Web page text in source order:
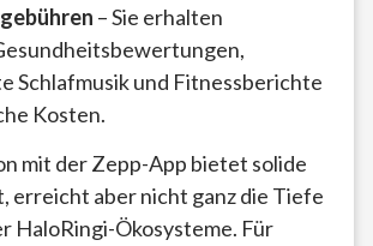
– Sie erhalten
Schlafmusik und Fitnessberichte
Kosten.
mit der Zepp-App bietet solide
erreicht aber nicht ganz die Tiefe
HaloRingi-Ökosysteme. Für